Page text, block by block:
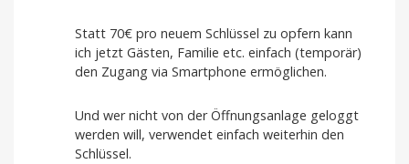
Statt 70€ pro neuem Schlüssel zu opfern kann
ich jetzt Gästen, Familie etc. einfach (temporär)
den Zugang via Smartphone ermöglichen.
Und wer nicht von der Öffnungsanlage geloggt
werden will, verwendet einfach weiterhin den
Schlüssel.